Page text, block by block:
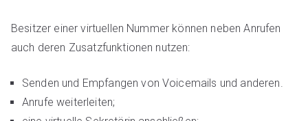
Besitzer einer virtuellen Nummer können neben Anrufen
auch deren Zusatzfunktionen nutzen:
Senden und Empfangen von Voicemails und anderen.
Anrufe weiterleiten;